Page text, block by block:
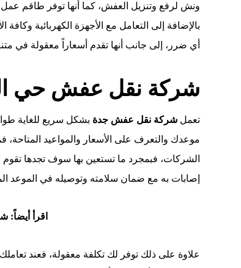
ونش لرفع وتنزيل العفش، كما أنها توفر طاقم
بالإضافة إلى التعامل مع الأجهزة الكهربائية وكافة
أي ضرر، إلى جانب أنها تقدم أسعاراً معقولة في
شركة نقل عفش حي
تعملشركة نقل عفش جدة بشكل سريع للغاية
موعدك والتعرف على الأسعار والمواعيد
الشركات، فبمجرد ما تستعين بها سوف تجدها
إصابات به مع ضمان سلامته وتوصيله في الموعد
اقرأ أيضاً:
علاوة على ذلك توفر لك تكلفة معقولة، فعند